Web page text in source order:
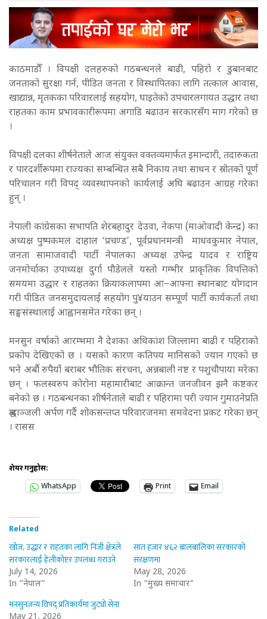
काठमाडौँ । विपक्षी दलहरुको गठबन्धनले बाढी, पहिरो र डुबानबाट
जनताको सुरक्षा गर्न, पीडित जनता र विस्थापितका लागि तत्काल आवास,
खाद्यान्न, मृतकका परिवारलाई सहयोग, घाइतेको उपचारलगायत उद्धार तथा
राहतका काम प्रभावकारीरूपमा अगाडि बढाउन सरकारसँग माग गरेको छ
।
विपक्षी दलका शीर्षनेताले आज संयुक्त वक्तव्यमार्फत इमान्दारी, तदारुकता
र पारदर्शीरूपमा राज्यका सम्बन्धित सबै निकाय तथा साधन र स्रोतको पूर्ण
परिचालन गरी विपद् व्यवस्थापनको कार्यलाई अघि बढाउन आग्रह गरेका
हुन् ।
नेपाली कांग्रेसका सभापति शेरबहादुर देउवा, नेकपा (माओवादी केन्द्र) का
अध्यक्ष पुष्पकमल दाहाल ‘प्रचण्ड’, पूर्वप्रधानमन्त्री माधवकुमार नेपाल,
जनता सामाजवादी पार्टी नेपालका अध्यक्ष उपेन्द्र यादव र राष्ट्रिय
जनमोर्चाका उपाध्यक्ष दुर्गा पौडेलले यस्तो गम्भीर प्राकृतिक विपत्तिको
समयमा उद्धार र राहतका क्रियाकलापमा आ–आफ्ना स्थानबाट योगदान
गरी पीडित जनसमुदायलाई सहयोग पु¥याउन सम्पूर्ण पार्टी कार्यकर्ता तथा
सङ्घसंस्थालाई आह्वानसमेत गरेका छन् ।
मनसुन वर्षाको आरम्भमा नै देशका अधिकांश जिल्लामा बाढी र पहिराको
प्रकोप देखिएको छ । यसको कारण कतिपय मानिसको ज्यान गएको छ
भने अर्बौ रुपैयाँ बराबर भौतिक संरचना, अन्नबाली नष्ट र पशुचौपाया मरेका
छन् । फलस्वरुप कोरोना महामारीबाट आक्रान्त जनजीवन झनै कष्टकर
बनेको छ । गठबन्धनका शीर्षनेताले बाढी र पहिरामा परी ज्यान गुमाउनेप्रति
श्रद्धाञ्जली अर्पण गर्दै शोकसन्तप्त परिवारजनमा समवेदना प्रकट गरेका छन्
। रासस
शेयर गर्नुहोस:
WhatsApp
Print Email
Related
खोज, उद्धार र राहतका लागि निजी क्षेत्रले
सरकारलाई हेलीकोप्टर उपलब्ध गराउने
July 14, 2026
In "नेपाल"
सात हजार ४६२ बालबालिका सरकारको
संरक्षणमा
May 28, 2026
In "मुख्य समाचार"
मनसुनजन्य विपद् प्रतिकार्यमा जुट्यो सेना